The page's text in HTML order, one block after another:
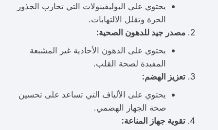
يحتوي على البوليفينولات التي تحارب الجذور
الحرة وتقلل الالتهابات.
مصدر جيد للدهون الصحية:
يحتوي على الدهون الأحادية غير المشبعة
المفيدة لصحة القلب.
تعزيز الهضم:
يحتوي على الألياف التي تساعد على تحسين
صحة الجهاز الهضمي.
تقوية جهاز المناعة: